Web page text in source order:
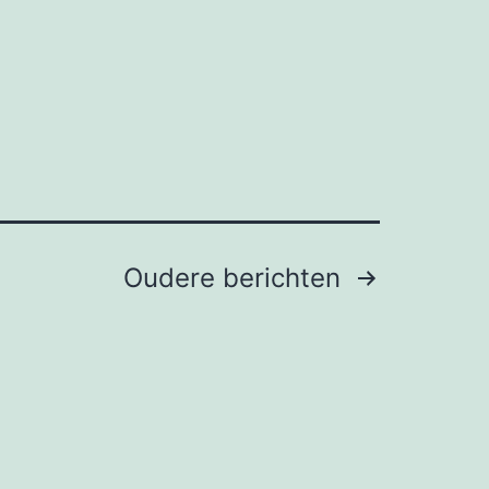
Oudere berichten